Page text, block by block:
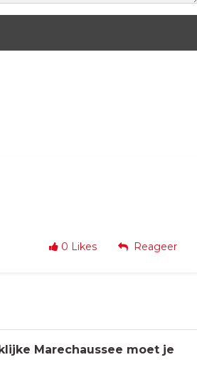
0 Likes Reageer
Marechaussee moet je